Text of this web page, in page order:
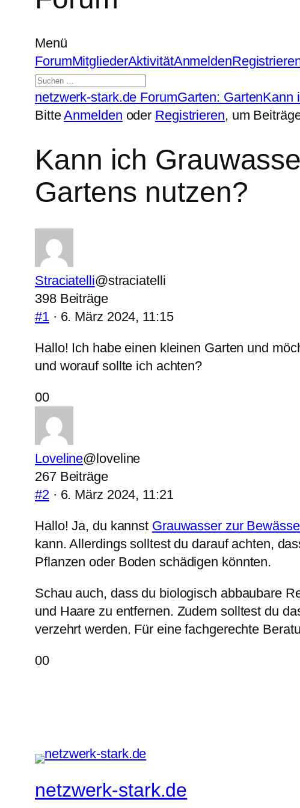
Menü
Forum-
Navigation
ForumMitgliederAktivitätAnmelden
Forum-
Breadcrumbs
Du
bist
hier:
netzwerk-stark.de ForumGarten: GartenKann
BitteAnmelden oder Registrieren, um
Kann ich
Gartens nutzen?
Straciatelli@straciatelli
398 Beiträge
#1· 6. März 2024, 11:15
Hallo! Ich habe einen kleinen Garten und
und worauf sollte ich achten?
Anklicken
Daumen
nach
unten.
0Anklicken
für
Daumen
nach
oben.
0
Loveline@loveline
267 Beiträge
#2 · 6. März 2024, 11:21
Hallo! Ja, du kannst Grauwasser zur
kann. Allerdings solltest du darauf achten,
Pflanzen oder Boden schädigen könnten.
Schau auch, dass du biologisch abbaubare
und Haare zu entfernen. Zudem solltest du
verzehrt werden. Für eine fachgerechte
Anklicken
0Anklicken
0
netzwerk-stark.de